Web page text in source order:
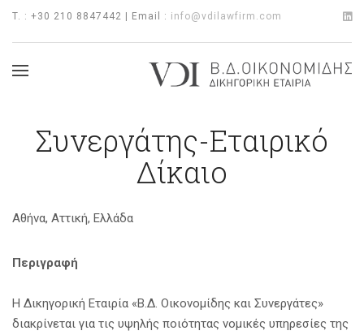
T. : +30 210 8847442 | Email : info@vdilawfirm.com
Συνεργάτης-Εταιρικό
Δίκαιο
Αθήνα, Αττική, Ελλάδα
Περιγραφή
Η Δικηγορική Εταιρία «Β.Δ. Οικονομίδης και Συνεργάτες»
διακρίνεται για τις υψηλής ποιότητας νομικές υπηρεσίες της